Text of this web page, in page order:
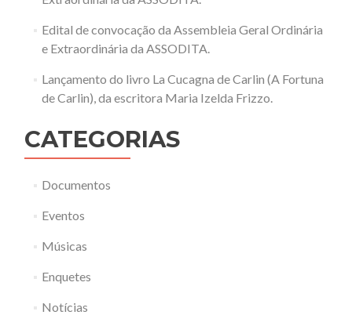
Edital de convocação da Assembleia Geral Ordinária
e Extraordinária da ASSODITA.
Lançamento do livro La Cucagna de Carlin (A Fortuna
de Carlin), da escritora Maria Izelda Frizzo.
CATEGORIAS
Documentos
Eventos
Músicas
Enquetes
Notícias